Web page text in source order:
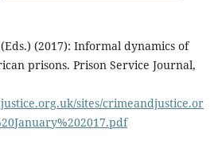
(2017): Informal dynamics of
prisons. Prison Service Journal,
sites/crimeandjustice.or